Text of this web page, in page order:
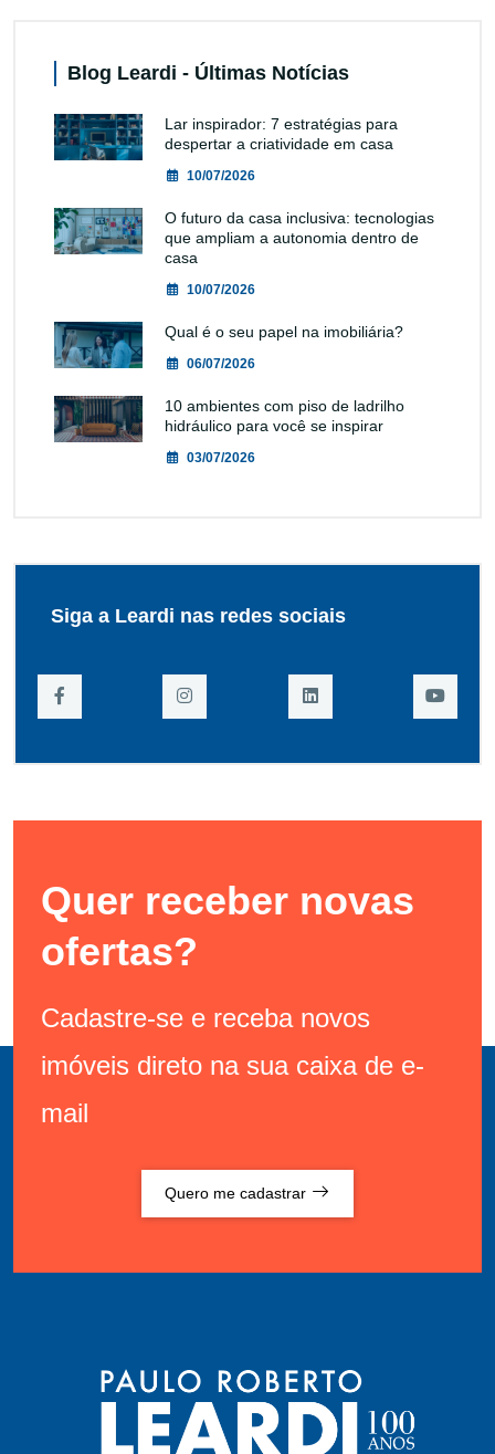
Blog Leardi - Últimas Notícias
Lar inspirador: 7 estratégias para
despertar a criatividade em casa
10/07/2026
O futuro da casa inclusiva: tecnologias
que ampliam a autonomia dentro de
casa
10/07/2026
Qual é o seu papel na imobiliária?
06/07/2026
10 ambientes com piso de ladrilho
hidráulico para você se inspirar
03/07/2026
Siga a Leardi nas redes sociais
Quer receber novas
ofertas?
Cadastre-se e receba novos
imóveis direto na sua caixa de e-
mail
Quero me cadastrar